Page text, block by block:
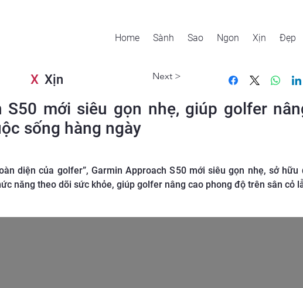
Home Sành Sao Ngon Xịn Đẹp
X Xịn Next >
S50 mới siêu gọn nhẹ, giúp golfer
sống hàng ngày
diện của golfer”, Garmin Approach S50 mới siêu gọn nhẹ, sở
năng theo dõi sức khỏe, giúp golfer nâng cao phong độ trên sân cỏ